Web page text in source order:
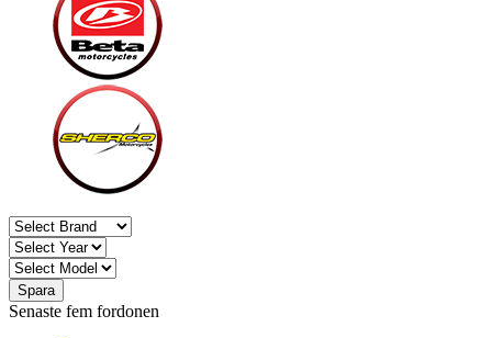
Spara
Senaste fem fordonen